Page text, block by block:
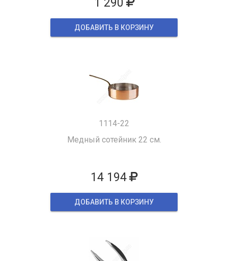
ДОБАВИТЬ В КОРЗИНУ
1114-22
Медный сотейник 22 см.
14 194
ДОБАВИТЬ В КОРЗИНУ